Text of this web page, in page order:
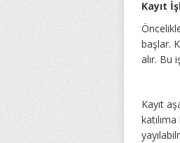
Kayıt
başlar.
alır. Bu
Kayıt